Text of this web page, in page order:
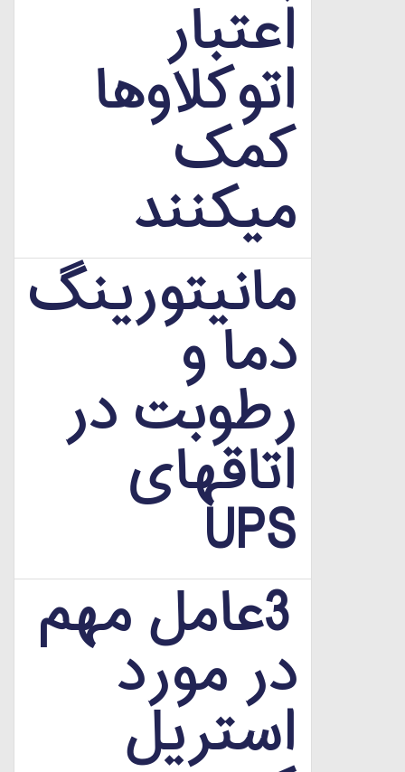
اعتبار
اتوکلاوها
کمک
میکنند
مانیتورینگ
دما و
رطوبت در
اتاقهای
UPS
3عامل مهم
در مورد
استریل